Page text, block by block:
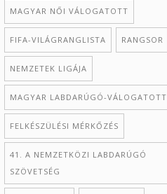
MAGYAR NŐI VÁLOGATOTT
FIFA-VILÁGRANGLISTA RANGSOR
NEMZETEK LIGÁJA
MAGYAR LABDARÚGÓ-VÁLOGATOTT
FELKÉSZÜLÉSI MÉRKŐZÉS
41. A NEMZETKÖZI LABDARÚGÓ
SZÖVETSÉG